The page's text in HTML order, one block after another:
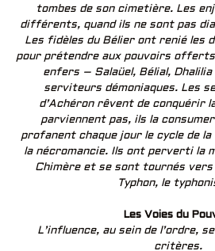
tombes de son cimetière. Les
différents, quand ils ne sont pas
Les fidèles du Bélier ont renié les
pour prétendre aux pouvoirs
enfers – Salaüel, Bélial,
serviteurs démoniaques. Les
d’Achéron rêvent de conquérir
parviennent pas, ils la
profanent chaque jour le cycle de
la nécromancie. Ils ont perverti la
Chimère et se sont tournés vers
Typhon, le
Les Voies du
L’influence, au sein de l’ordre,
critères.